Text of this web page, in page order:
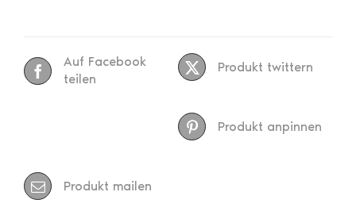
Auf Facebook
teilen
Produkt twittern
Produkt anpinnen
Produkt mailen